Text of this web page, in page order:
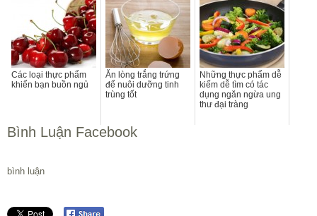
Các loại thực phẩm
khiến bạn buồn ngủ
Ăn lòng trắng trứng
để nuôi dưỡng tinh
trùng tốt
Những thực phẩm dễ
kiếm dễ tìm có tác
dụng ngăn ngừa ung
thư đại tràng
Bình Luận Facebook
bình luận